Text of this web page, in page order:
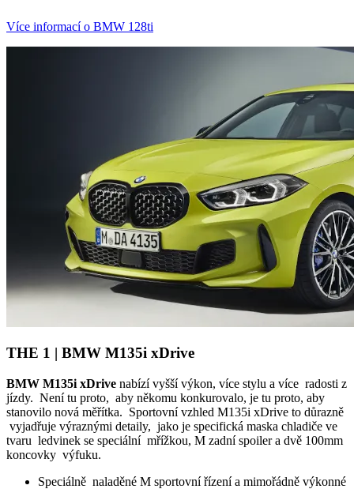
Více informací o BMW 128ti
THE 1 | BMW M135i xDrive
BMW M135i xDrive nabízí vyšší výkon, více stylu a více radosti z
jízdy. Není tu proto, aby někomu konkurovalo, je tu proto, aby
stanovilo nová měřítka. Sportovní vzhled M135i xDrive to důrazně
vyjadřuje výraznými detaily, jako je specifická maska chladiče ve
tvaru ledvinek se speciální mřížkou, M zadní spoiler a dvě 100mm
koncovky výfuku.
Speciálně naladěné M sportovní řízení a mimořádně výkonné